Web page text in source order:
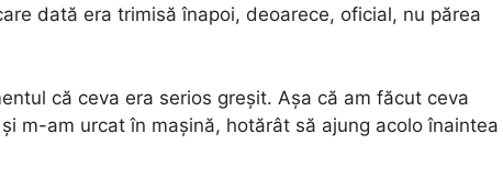
dată era trimisă înapoi, deoarece, oficial, nu părea
că ceva era serios greșit. Așa că am făcut ceva
m-am urcat în mașină, hotărât să ajung acolo înaintea